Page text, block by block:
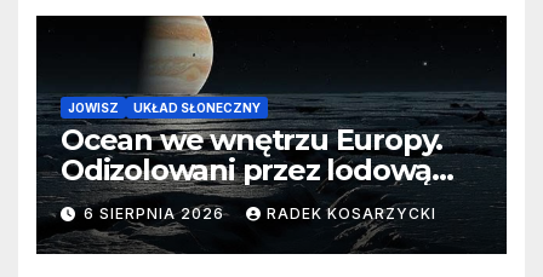
JOWISZ UKŁAD SŁONECZNY
Ocean we wnętrzu Europy.
Odizolowani przez lodową
barierę
6 SIERPNIA 2026 RADEK KOSARZYCKI